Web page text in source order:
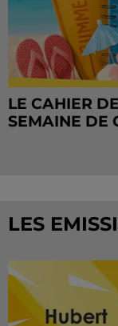
LE CAHIER
SEMAINE DE
LES